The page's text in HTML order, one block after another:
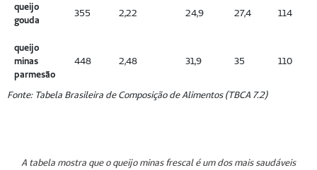
queijo
gouda
355 2,22 24,9 27,4 114
queijo
minas
parmesão
448 2,48 31,9 35 110
Fonte: Tabela Brasileira de Composição de Alimentos (TBCA 7.2)
A tabela mostra que o queijo minas frescal é um dos mais saudáveis